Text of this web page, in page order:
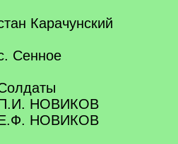
Карачунский
Сенное
НОВИКОВ
НОВИКОВ